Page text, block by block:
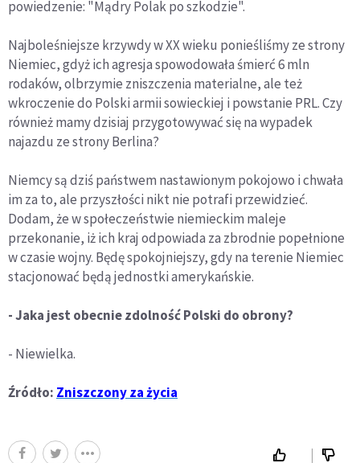
powiedzenie: "Mądry Polak po szkodzie".
Najboleśniejsze krzywdy w XX wieku ponieśliśmy ze strony
Niemiec, gdyż ich agresja spowodowała śmierć 6 mln
rodaków, olbrzymie zniszczenia materialne, ale też
wkroczenie do Polski armii sowieckiej i powstanie PRL. Czy
również mamy dzisiaj przygotowywać się na wypadek
najazdu ze strony Berlina?
Niemcy są dziś państwem nastawionym pokojowo i chwała
im za to, ale przyszłości nikt nie potrafi przewidzieć.
Dodam, że w społeczeństwie niemieckim maleje
przekonanie, iż ich kraj odpowiada za zbrodnie popełnione
w czasie wojny. Będę spokojniejszy, gdy na terenie Niemiec
stacjonować będą jednostki amerykańskie.
- Jaka jest obecnie zdolność Polski do obrony?
- Niewielka.
Źródło: Zniszczony za życia